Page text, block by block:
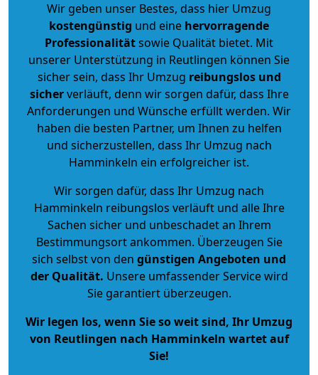
Wir geben unser Bestes, dass hier Umzug
kostengünstig und eine hervorragende
Professionalitätsowie Qualität bietet. Mit
unserer Unterstützung in Reutlingen können Sie
sicher sein, dass Ihr Umzug reibungslos und
sicherverläuft, denn wir sorgen dafür, dass Ihre
Anforderungen und Wünsche erfüllt werden. Wir
haben die besten Partner, um Ihnen zu helfen
und sicherzustellen, dass Ihr Umzug nach
Hamminkeln ein erfolgreicher ist.
Wir sorgen dafür, dass Ihr Umzug nach
Hamminkeln reibungslos verläuft und alle Ihre
Sachen sicher und unbeschadet an Ihrem
Bestimmungsort ankommen. Überzeugen Sie
sich selbst von den günstigen Angeboten und
der Qualität. Unsere umfassender Service wird
Sie garantiert überzeugen.
Wir legen los, wenn Sie so weit sind, Ihr Umzug
von Reutlingen nach Hamminkeln wartet auf
Sie!